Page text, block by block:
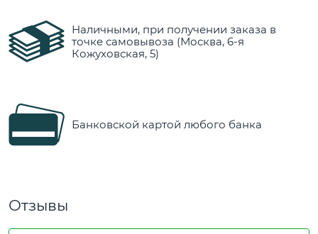
Наличными, при получении заказа в
точке самовывоза (Москва, 6-я
Кожуховская, 5)
Банковской картой любого банка
Отзывы